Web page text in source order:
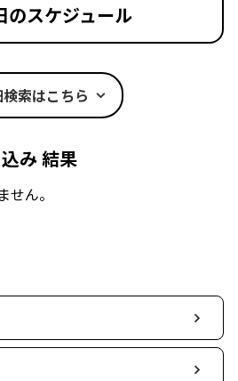
スケジュール
索はこちら
み 結果
ん。